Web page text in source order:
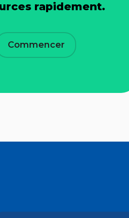
Des stratégies et des idées
rapidement.
Commencer